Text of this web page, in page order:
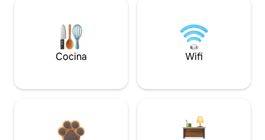
Cocina Wifi